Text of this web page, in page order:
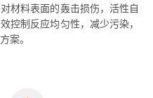
材料表面的轰击损伤，活性自
控制反应均匀性，减少污染，
案。